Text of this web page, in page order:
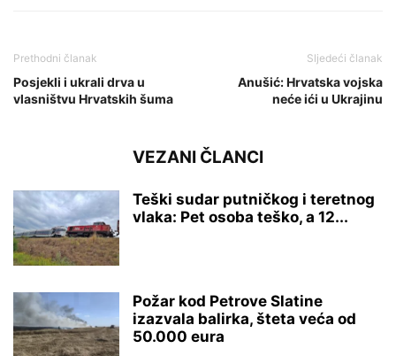
Prethodni članak
Posjekli i ukrali drva u
vlasništvu Hrvatskih šuma
Sljedeći članak
Anušić: Hrvatska vojska
neće ići u Ukrajinu
VEZANI ČLANCI
Teški sudar putničkog i teretnog
vlaka: Pet osoba teško, a 12...
Požar kod Petrove Slatine
izazvala balirka, šteta veća od
50.000 eura